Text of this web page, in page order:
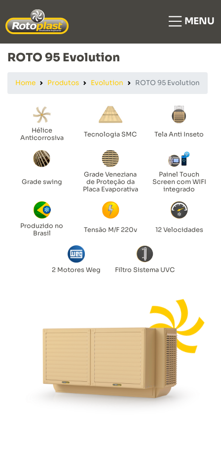
MENU
ROTO 95 Evolution
Home Produtos Evolution ROTO 95 Evolution
Hélice
Anticorrosiva
Tecnologia SMC Tela Anti Inseto
Grade swing
Grade Veneziana
de Proteção da
Placa Evaporativa
Painel Touch
Screen com WIFI
integrado
Produzido no
Brasil
Tensão M/F 220v 12 Velocidades
2 Motores Weg Filtro Sistema UVC